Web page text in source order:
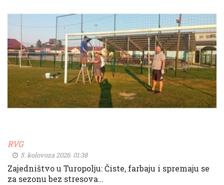
RVG
5. kolovoza 2026. 01:38
Zajedništvo u Turopolju: Čiste, farbaju i spremaju se
za sezonu bez stresova…